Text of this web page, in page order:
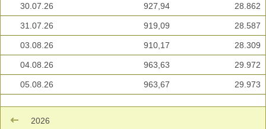
30.07.26 927,94 28.862
31.07.26 919,09 28.587
03.08.26 910,17 28.309
04.08.26 963,63 29.972
05.08.26 963,67 29.973
2026